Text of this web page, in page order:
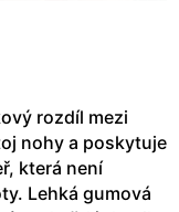
rozdíl mezi
nohy a poskytuje
která není
Lehká gumová